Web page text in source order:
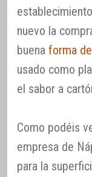
nuevo la
buena forma
usado como
el sabor a
Como podéis
empresa de
para la